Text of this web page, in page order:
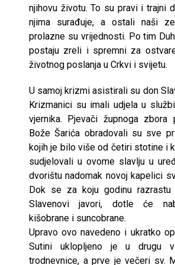
njihovu životu. To su pravi i trajni
njima surađuje, a ostali naši
prolazne su vrijednosti. Po tim
postaju zreli i spremni za
životnog poslanja u Crkvi i svijetu.
U samoj krizmi asistirali su don
Krizmanici su imali udjela u
vjernika. Pjevači župnoga zbora
Bože Šarića obradovali su sve
kojih je bilo više od četiri stotine i
sudjelovali u ovome slavlju u
dvorištu nadomak novoj kapelici
Dok se za koju godinu razrastu
Slavenovi javori, dotle će
kišobrane i suncobrane.
Upravo ovo navedeno i ukratko
Sutini uklopljeno je u drugu
trodnevnice, a prve je večeri sv.